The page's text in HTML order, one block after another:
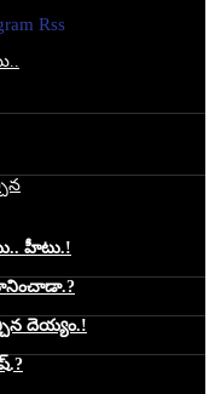
Rss
హీటు.!
దెయ్యం.!